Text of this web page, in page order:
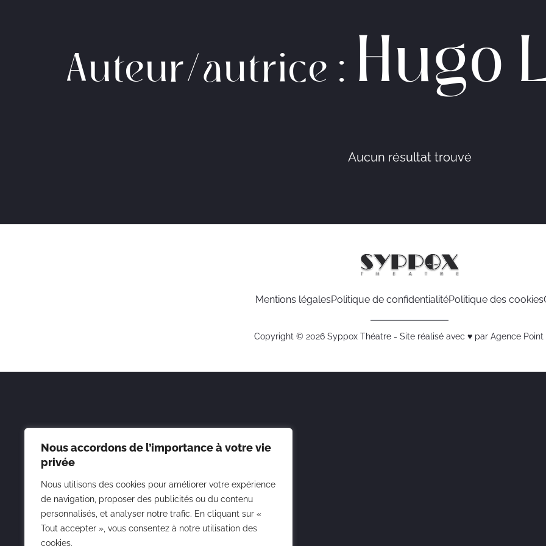
Nous accordons de l’importance à votre vie
privée
Nous utilisons des cookies pour améliorer votre expérience
de navigation, proposer des publicités ou du contenu
personnalisés, et analyser notre trafic. En cliquant sur «
Tout accepter », vous consentez à notre utilisation des
cookies.
Auteur/autrice : Hugo
Aucun résultat trouvé
Mentions légalesPolitique de confidentialitéPolitique des cookies
Copyright © 2026 Syppox Théatre - Site réalisé avec ♥ par Agence Point